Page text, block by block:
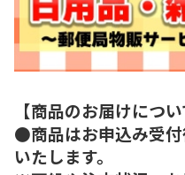
【商品のお届けについ
●商品はお申込み受
いたします。